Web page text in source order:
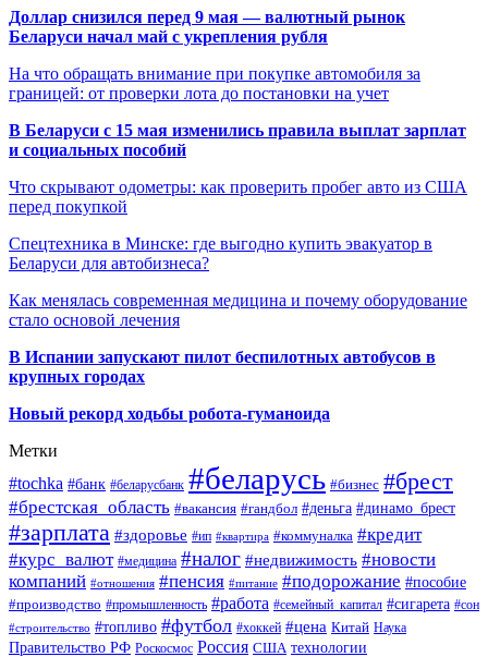
Доллар снизился перед 9 мая — валютный рынок
Беларуси начал май с укрепления рубля
На что обращать внимание при покупке автомобиля за
границей: от проверки лота до постановки на учет
В Беларуси с 15 мая изменились правила выплат зарплат
и социальных пособий
Что скрывают одометры: как проверить пробег авто из США
перед покупкой
Спецтехника в Минске: где выгодно купить эвакуатор в
Беларуси для автобизнеса?
Как менялась современная медицина и почему оборудование
стало основой лечения
В Испании запускают пилот беспилотных автобусов в
крупных городах
Новый рекорд ходьбы робота-гуманоида
Метки
#tochka #банк #беларусбанк #беларусь #бизнес #брест
#брестская_область #вакансия #гандбол #деньга #динамо_брест
#зарплата #здоровье #ип #квартира #коммуналка #кредит
#курс_валют #медицина #налог #недвижимость #новости
компаний #отношения #пенсия #питание #подорожание #пособие
#производство #промышленность #работа #семейный_капитал #сигарета #сон
#строительство #топливо #футбол #хоккей #цена Китай Наука
Правительство РФ Роскосмос Россия США технологии